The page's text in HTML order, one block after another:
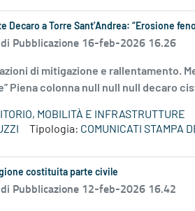
Decaro a Torre Sant’Andrea: “Erosione
Pubblicazione 16-feb-2026 16.26
di mitigazione e rallentamento.
Piena colonna null null null decaro
MOBILITÀ E INFRASTRUTTURE
Tipologia: COMUNICATI STAMPA
costituita parte civile
Pubblicazione 12-feb-2026 16.42